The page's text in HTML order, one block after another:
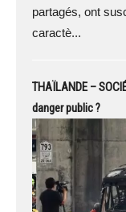
partagés, ont
caractè...
THAÏLANDE –
danger public ?